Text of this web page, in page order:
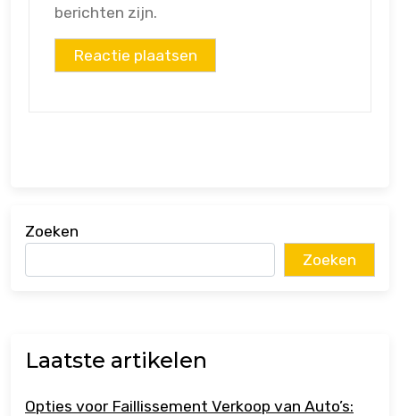
berichten zijn.
Zoeken
Zoeken
Laatste artikelen
Opties voor Faillissement Verkoop van Auto’s: